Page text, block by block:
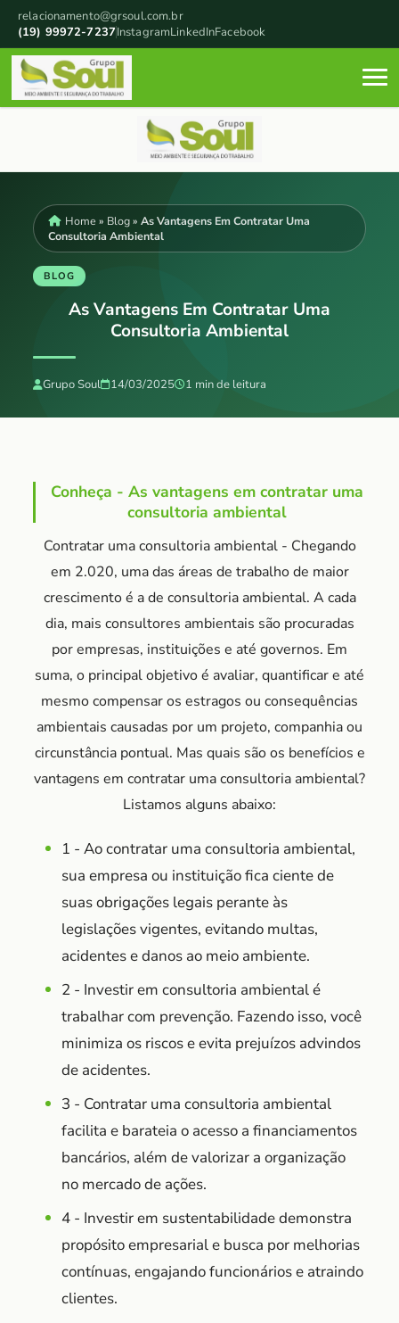
relacionamento@grsoul.com.br
(19) 99972-7237InstagramLinkedInFacebook
Home » Blog »As Vantagens Em Contratar Uma
Consultoria Ambiental
BLOG
As Vantagens Em Contratar Uma
Consultoria Ambiental
Grupo Soul 14/03/2025 1 min de leitura
Conheça - As vantagens em contratar uma
consultoria ambiental
Contratar uma consultoria ambiental - Chegando
em 2.020, uma das áreas de trabalho de maior
crescimento é a de consultoria ambiental. A cada
dia, mais consultores ambientais são procuradas
por empresas, instituições e até governos. Em
suma, o principal objetivo é avaliar, quantificar e até
mesmo compensar os estragos ou consequências
ambientais causadas por um projeto, companhia ou
circunstância pontual. Mas quais são os benefícios e
vantagens em contratar uma consultoria ambiental?
Listamos alguns abaixo:
1 - Ao contratar uma consultoria ambiental,
sua empresa ou instituição fica ciente de
suas obrigações legais perante às
legislações vigentes, evitando multas,
acidentes e danos ao meio ambiente.
2 - Investir em consultoria ambiental é
trabalhar com prevenção. Fazendo isso, você
minimiza os riscos e evita prejuízos advindos
de acidentes.
3 - Contratar uma consultoria ambiental
facilita e barateia o acesso a financiamentos
bancários, além de valorizar a organização
no mercado de ações.
4 - Investir em sustentabilidade demonstra
propósito empresarial e busca por melhorias
contínuas, engajando funcionários e atraindo
clientes.